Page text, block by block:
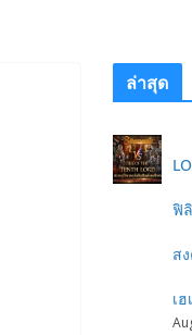
ล่าสุด
ฟิ
ส
เ